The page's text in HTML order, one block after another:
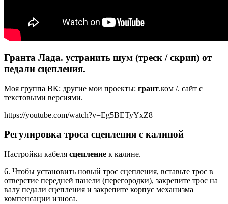
Гранта Лада. устранить шум (треск / скрип) от
педали сцепления.
Моя группа ВК: другие мои проекты: грант.ком /. сайт с
текстовыми версиями.
https://youtube.com/watch?v=Eg5BETyYxZ8
Регулировка троса сцепления с калиной
Настройки кабеля сцепление к калине.
6. Чтобы установить новый трос сцепления, вставьте трос в
отверстие передней панели (перегородки), закрепите трос на
валу педали сцепления и закрепите корпус механизма
компенсации износа.